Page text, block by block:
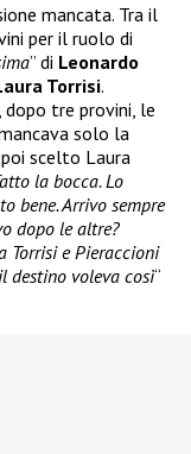
mancata. Tra il
per il ruolo di
” di Leonardo
Torrisi.
tre provini, le
solo la
scelto Laura
la bocca. Lo
bene. Arrivo sempre
dopo le altre?
Torrisi e Pieraccioni
destino voleva così“